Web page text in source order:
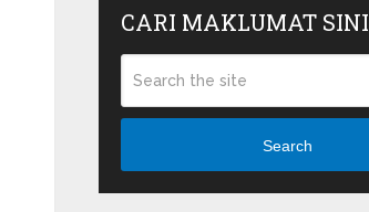
CARI MAKLUMAT SINI
Search